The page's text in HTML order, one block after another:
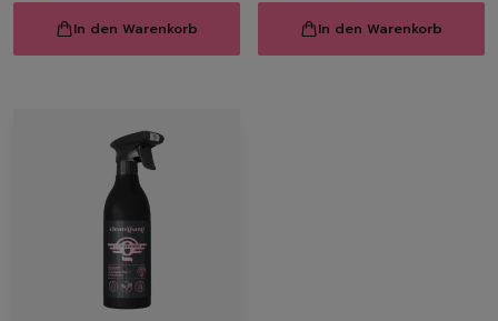
In den Warenkorb In den Warenkorb